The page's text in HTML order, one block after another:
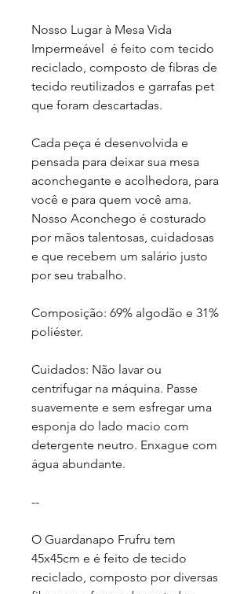
Nosso Lugar à Mesa Vida
Impermeável é feito com tecido
reciclado, composto de fibras de
tecido reutilizados e garrafas pet
que foram descartadas.
Cada peça é desenvolvida e
pensada para deixar sua mesa
aconchegante e acolhedora, para
você e para quem você ama.
Nosso Aconchego é costurado
por mãos talentosas, cuidadosas
e que recebem um salário justo
por seu trabalho.
Composição: 69% algodão e 31%
poliéster.
Cuidados: Não lavar ou
centrifugar na máquina. Passe
suavemente e sem esfregar uma
esponja do lado macio com
detergente neutro. Enxague com
água abundante.
--
O Guardanapo Frufru tem
45x45cm e é feito de tecido
reciclado, composto por diversas